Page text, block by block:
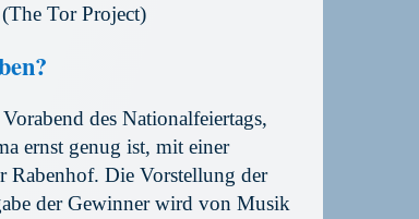
Tor Project)
des Nationalfeiertags,
ernst genug ist, mit einer
Rabenhof. Die Vorstellung der
der Gewinner wird von Musik